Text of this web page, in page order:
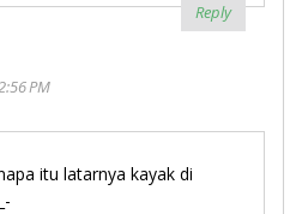
Reply
PM
itu latarnya kayak di